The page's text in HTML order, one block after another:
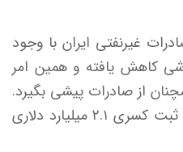
غیرنفتی ایران با وجود
کاهش یافته و همین امر
از صادرات پیشی بگیرد.
در نتیجه، تراز تجاری کشور با ثبت کسری ۲.۱ میلیارد دلاری